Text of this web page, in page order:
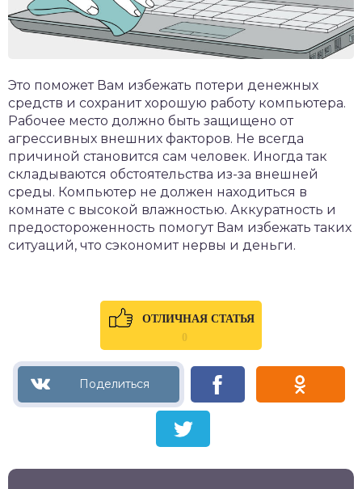
Это поможет Вам избежать потери денежных
средств и сохранит хорошую работу компьютера.
Рабочее место должно быть защищено от
агрессивных внешних факторов. Не всегда
причиной становится сам человек. Иногда так
складываются обстоятельства из-за внешней
среды. Компьютер не должен находиться в
комнате с высокой влажностью. Аккуратность и
предостороженность помогут Вам избежать таких
ситуаций, что сэкономит нервы и деньги.
ОТЛИЧНАЯ СТАТЬЯ
0